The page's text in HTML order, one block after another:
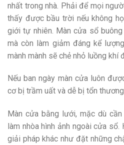
nhất trong nhà. Phải để mọi
thấy được bầu trời nếu không
giới tự nhiên. Màn cửa sổ
mà còn làm giảm đáng kể
mành mành sẽ chẻ nhỏ luồng khí
Nếu ban ngày màn cửa luôn
cơ bị trầm uất và dễ bị tổn
Màn cửa bằng lưới, mặc dù
làm nhòa hình ảnh ngoài cửa
giải pháp khác như đặt những